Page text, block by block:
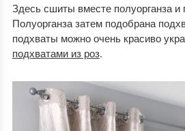
Здесь сшиты вместе полуорганза и
Полуорганза затем подобрана
подхваты можно очень красиво
подхватами из роз.